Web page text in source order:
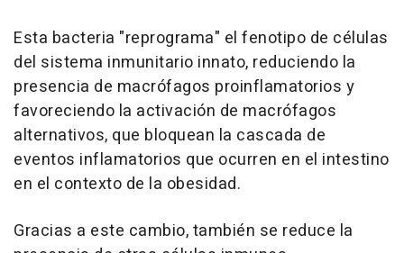
Esta bacteria "reprograma" el fenotipo de células
del sistema inmunitario innato, reduciendo la
presencia de macrófagos proinflamatorios y
favoreciendo la activación de macrófagos
alternativos, que bloquean la cascada de
eventos inflamatorios que ocurren en el intestino
en el contexto de la obesidad.
Gracias a este cambio, también se reduce la